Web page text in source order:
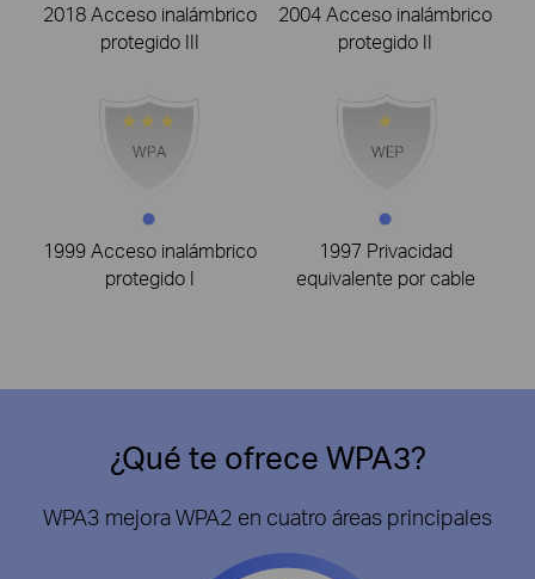
1997 Privacidad
equivalente por cable
1999 Acceso inalámbrico
protegido I
2004 Acceso inalámbrico
protegido II
2018 Acceso inalámbrico
protegido III
¿Qué te ofrece WPA3?
WPA3 mejora WPA2 en cuatro áreas principales